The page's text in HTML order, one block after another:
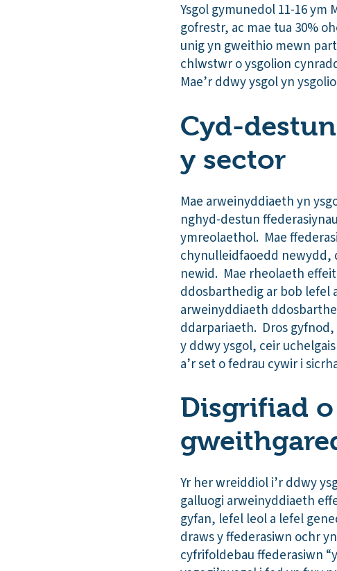
Ysgol gymunedol 11-16 ym
gofrestr, ac mae tua 30%
unig yn gweithio mewn
chlwstwr o ysgolion
Mae’r ddwy ysgol yn
Cyd-
y sector
Mae arweinyddiaeth yn
nghyd-destun
ymreolaethol. Mae
chynulleidfaoedd newydd,
newid. Mae rheolaeth
ddosbarthedig ar bob lefel
arweinyddiaeth
ddarpariaeth. Dros
y ddwy ysgol, ceir
a’r set o fedrau cywir i
Disgrifiad
Yr her wreiddiol i’r ddwy
galluogi arweinyddiaeth
gyfan, lefel leol a lefel
draws y ffederasiwn ochr
cyfrifoldebau ffederasiwn